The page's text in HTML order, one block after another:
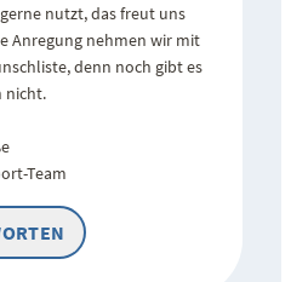
nutzt, das freut uns
Anregung nehmen wir mit
denn noch gibt es
nicht.
Team